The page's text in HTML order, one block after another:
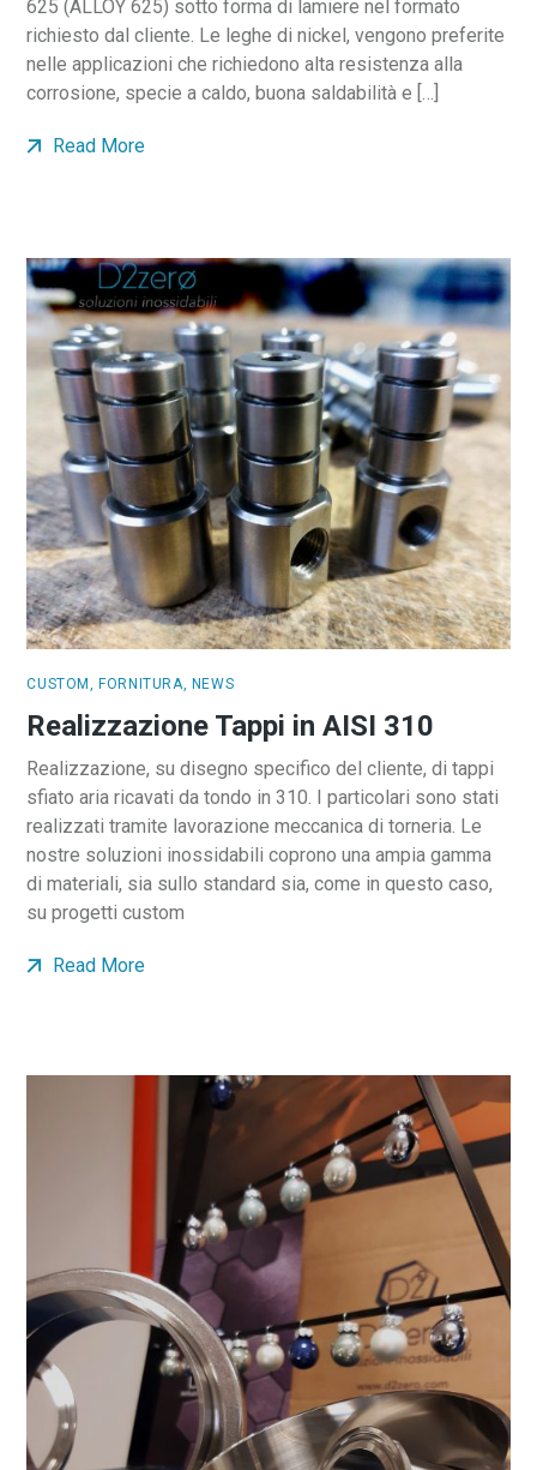
625 (ALLOY 625) sotto forma di lamiere nel formato
richiesto dal cliente. Le leghe di nickel, vengono preferite
nelle applicazioni che richiedono alta resistenza alla
corrosione, specie a caldo, buona saldabilità e […]
Read More
CUSTOM , FORNITURA, NEWS
Realizzazione Tappi in AISI 310
Realizzazione, su disegno specifico del cliente, di tappi
sfiato aria ricavati da tondo in 310. I particolari sono stati
realizzati tramite lavorazione meccanica di torneria. Le
nostre soluzioni inossidabili coprono una ampia gamma
di materiali, sia sullo standard sia, come in questo caso,
su progetti custom
Read More